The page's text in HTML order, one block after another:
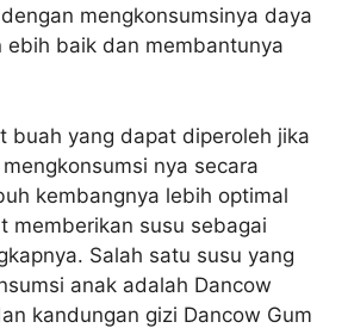
mengkonsumsinya daya
ebih baik dan membantunya
buah yang dapat diperoleh jika
nya secara
kembangnya lebih optimal
memberikan susu sebagai
Salah satu susu yang
anak adalah Dancow
kandungan gizi Dancow Gum